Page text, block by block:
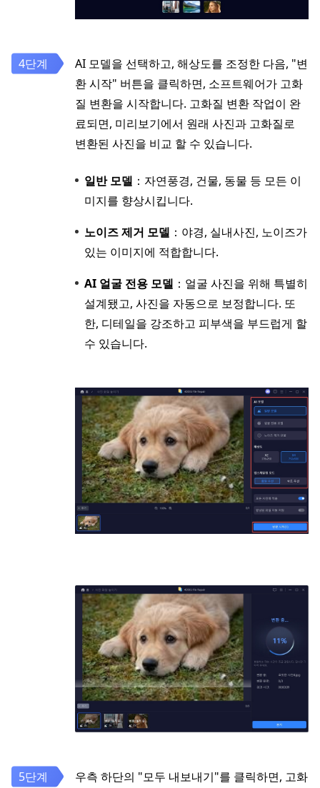
AI 모델을 선택하고, 해상도를 조정한 다음, "변
환 시작" 버튼을 클릭하면, 소프트웨어가 고화
질 변환을 시작합니다. 고화질 변환 작업이 완
료되면, 미리보기에서 원래 사진과 고화질로
변환된 사진을 비교 할 수 있습니다.
일반 모델 ：자연풍경, 건물, 동물 등 모든 이
미지를 향상시킵니다.
노이즈 제거 모델 ：야경, 실내사진, 노이즈가
있는 이미지에 적합합니다.
AI 얼굴 전용 모델 ：얼굴 사진을 위해 특별히
설계됐고, 사진을 자동으로 보정합니다. 또
한, 디테일을 강조하고 피부색을 부드럽게 할
수 있습니다.
우측 하단의 "모두 내보내기"를 클릭하면, 고화